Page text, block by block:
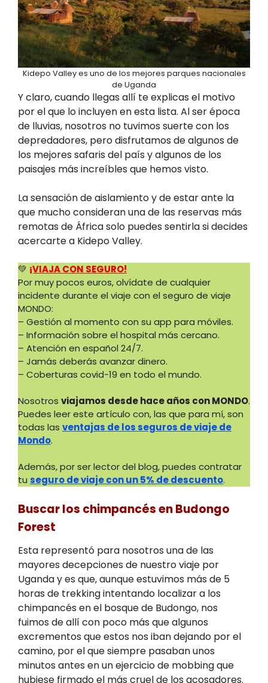
Kidepo Valley es uno de los mejores parques nacionales
de Uganda
Y claro, cuando llegas allí te explicas el motivo
por el que lo incluyen en esta lista. Al ser época
de lluvias, nosotros no tuvimos suerte con los
depredadores, pero disfrutamos de algunos de
los mejores safaris del país y algunos de los
paisajes más increíbles que hemos visto.
La sensación de aislamiento y de estar ante la
que mucho consideran una de las reservas más
remotas de África solo puedes sentirla si decides
acercarte a Kidepo Valley.
💚 ¡VIAJA CON SEGURO!
Por muy pocos euros, olvídate de cualquier
incidente durante el viaje con el seguro de viaje
MONDO:
– Gestión al momento con su app para móviles.
– Información sobre el hospital más cercano.
– Atención en español 24/7.
– Jamás deberás avanzar dinero.
– Coberturas covid-19 en todo el mundo.
Nosotros viajamos desde hace años con MONDO.
Puedes leer este artículo con, las que para mí, son
todas las ventajas de los seguros de viaje de
Mondo.
Además, por ser lector del blog, puedes contratar
tu seguro de viaje con un 5% de descuento.
Buscar los chimpancés en Budongo
Forest
Esta representó para nosotros una de las
mayores decepciones de nuestro viaje por
Uganda y es que, aunque estuvimos más de 5
horas de trekking intentando localizar a los
chimpancés en el bosque de Budongo, nos
fuimos de allí con poco más que algunos
excrementos que estos nos iban dejando por el
camino, por el que siempre pasaban unos
minutos antes en un ejercicio de mobbing que
hubiese firmado el más cruel de los acosadores.